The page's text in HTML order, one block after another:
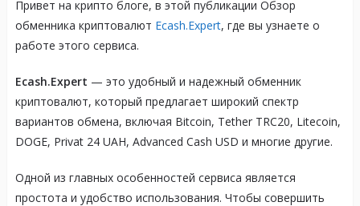
Привет на крипто блоге, в этой публикации Обзор
обменника криптовалют Ecash.Expert, где вы узнаете о
работе этого сервиса.
Ecash.Expert — это удобный и надежный обменник
криптовалют, который предлагает широкий спектр
вариантов обмена, включая Bitcoin, Tether TRC20, Litecoin,
DOGE, Privat 24 UAH, Advanced Cash USD и многие другие.
Одной из главных особенностей сервиса является
простота и удобство использования. Чтобы совершить